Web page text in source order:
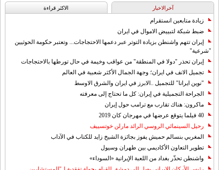
آخرالاخبار الاکثر قراءة
زيادة متابعين انستقرام
ضبط شبكة لتبييض الاموال في ايران
إيران تتهم واشنطن بزيادة التوتر عبر دعمها الاحتجاجات... وتعتبر حكومة الحوثيين
"شرعية"
إيران تحذر "دولا في المنطقة" من عواقب وخيمة في حال تورطها بالاحتجاجات
تجميل الانف في ايران؛ وجهة الجمال الأكثر شعبية في العالم
"نوين ايرانا" للتجميل ..الابرز في ايران والشرق الاوسط
الجراحة التجميلية في إيران: كل ما تحتاج إلى معرفته
ماكرون: هناك تقارب مع ترامب حول إيران
40 فيلما يتوقع عرضها في مهرجان كان 2019
رحيل السينمائي الروسي الرائد مارلن خوتسييف
المغربي بنسالم حميش يفوز بجائزة الشيخ زايد للكتاب في الآداب
تطوير التعاون الأكاديمي بين طهران وسيول
واشنطن تحذّر بغداد من اللعبة الإيرانية «السوداء»